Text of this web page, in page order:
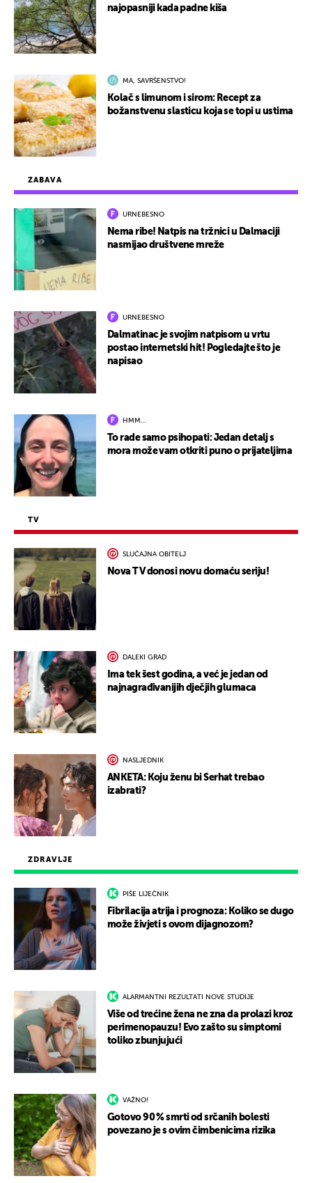
ZDRAVLJE
PIŠE LIJEČNIK
Fibrilacija atrija i prognoza: Koliko se dugo
može živjeti s ovom dijagnozom?
ALARMANTNI REZULTATI NOVE STUDIJE
Više od trećine žena ne zna da prolazi kroz
perimenopauzu! Evo zašto su simptomi
toliko zbunjujući
VAŽNO!
Gotovo 90 % smrti od srčanih bolesti
povezano je s ovim čimbenicima rizika
ZABAVA
URNEBESNO
Nema ribe! Natpis na tržnici u Dalmaciji
nasmijao društvene mreže
URNEBESNO
Dalmatinac je svojim natpisom u vrtu
postao internetski hit! Pogledajte što je
napisao
HMM…
To rade samo psihopati: Jedan detalj s
mora može vam otkriti puno o prijateljima
TV
SLUČAJNA OBITELJ
Nova TV donosi novu domaću seriju!
DALEKI GRAD
Ima tek šest godina, a već je jedan od
najnagrađivanijih dječjih glumaca
NASLJEDNIK
ANKETA: Koju ženu bi Serhat trebao
izabrati?
najopasniji kada padne kiša
MA, SAVRŠENSTVO!
Kolač s limunom i sirom: Recept za
božanstvenu slasticu koja se topi u ustima